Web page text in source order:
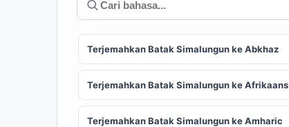
Terjemahkan Batak Simalungun ke Abkhaz
Terjemahkan Batak Simalungun ke Afrikaans
Terjemahkan Batak Simalungun ke Amharic